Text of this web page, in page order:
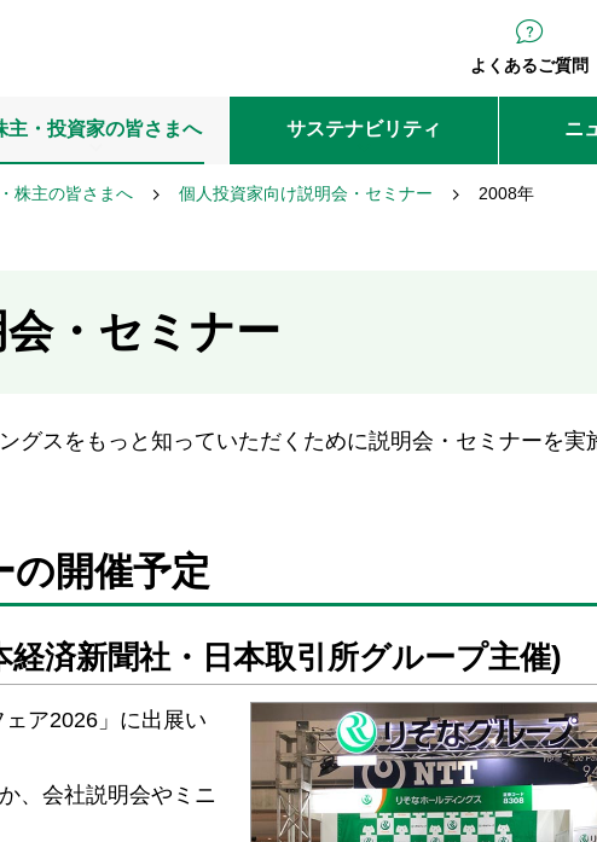
よくあるご質問
主・投資家の皆さまへ サステナビリティ ニ
株主の皆さまへ 個人投資家向け説明会・セミナー 2008年
・セミナー
グスをもっと知っていただくために説明会・セミナーを実
の開催予定
経済新聞社・日本取引所グループ主催)
ア2026」に出展い
、会社説明会やミニ